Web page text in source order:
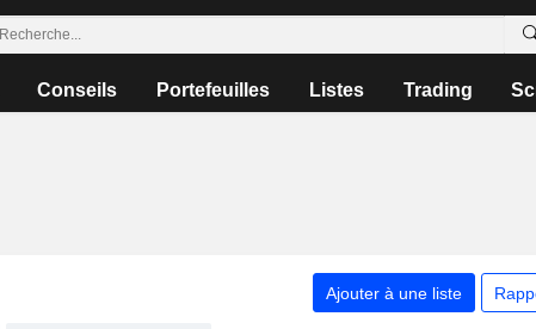
Conseils Portefeuilles Listes Trading
Ajouter à une liste